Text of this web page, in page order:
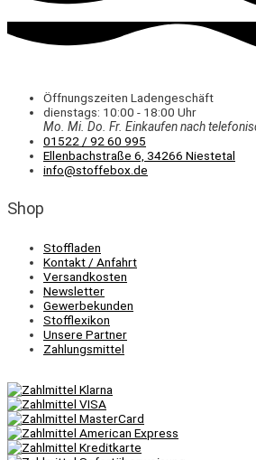
Öffnungszeiten Ladengeschäft
dienstags: 10:00 - 18:00 Uhr
Mo. Mi. Do. Fr. Einkaufennach
01522 / 92 60 995
Ellenbachstraße 6, 34266 Niestetal
info@stoffebox.de
Shop
Stoffladen
Kontakt / Anfahrt
Versandkosten
Newsletter
Gewerbekunden
Stofflexikon
Unsere Partner
Zahlungsmittel